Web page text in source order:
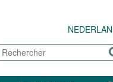
Rechercher